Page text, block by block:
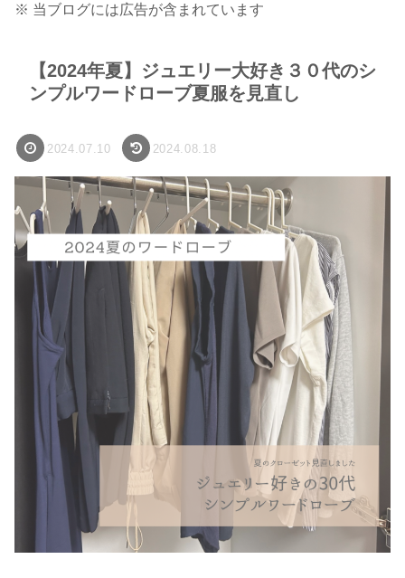
※ 当ブログには広告が含まれています
【2024年夏】ジュエリー大好き３０代のシ
ンプルワードローブ夏服を見直し
2024.07.10 2024.08.18